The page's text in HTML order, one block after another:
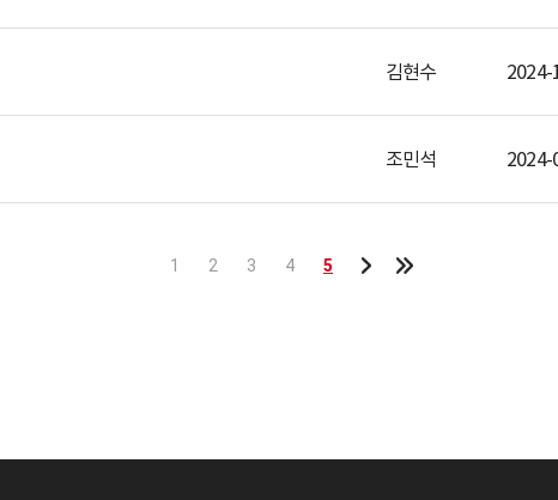
김현수 2024-
조민석 2024-
1 2 3 4 5